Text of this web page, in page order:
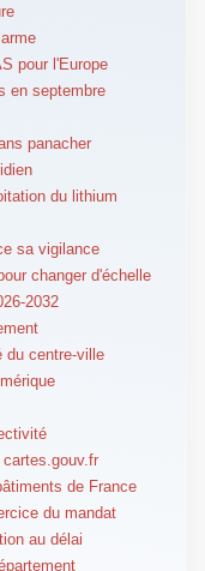
pour l'Europe
en septembre
panacher
du lithium
sa vigilance
changer d'échelle
2032
du centre-ville
de France
du mandat
au délai